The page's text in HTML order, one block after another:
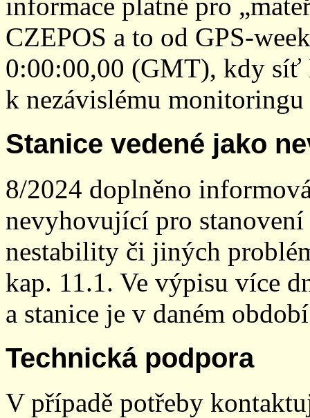
informace platné pro
CZEPOS a to od GPS-
0:00:00,00 (GMT), kdy síť
k nezávislému
Stanice vedené jako
8/2024 doplněno
nevyhovující pro
nestability či jiných
kap. 11.1. Ve výpisu více
a stanice je v daném
Technická podpora
V případě potřeby